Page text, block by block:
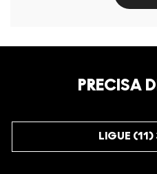
PRECISA
LIGUE (11)